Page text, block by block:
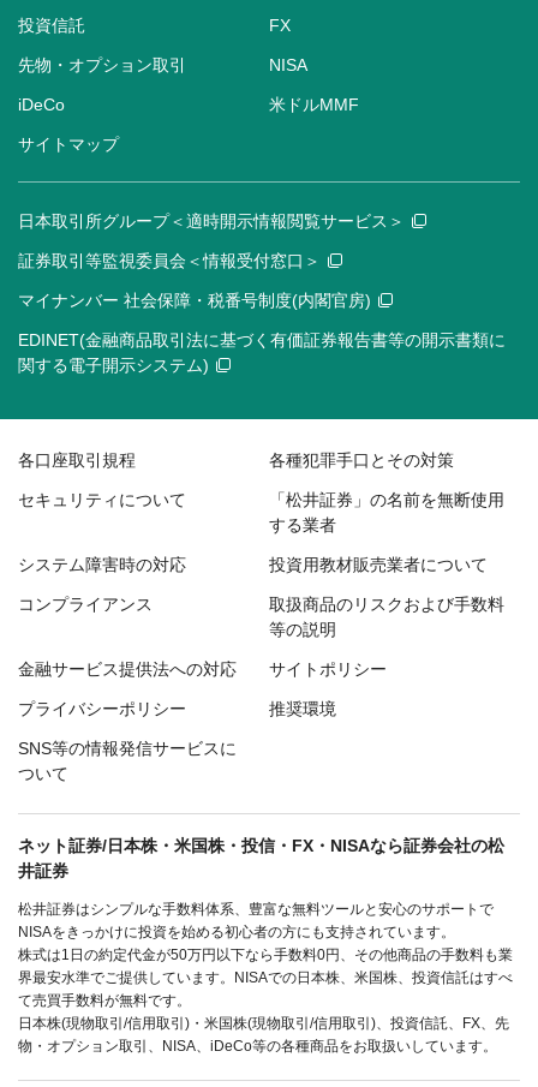
投資信託 FX
先物・オプション取引 NISA
iDeCo 米ドルMMF
サイトマップ
日本取引所グループ＜適時開示情報閲覧サービス＞
証券取引等監視委員会＜情報受付窓口＞
マイナンバー 社会保障・税番号制度(内閣官房)
EDINET(金融商品取引法に基づく有価証券報告書等の開示書類に
関する電子開示システム)
各口座取引規程 各種犯罪手口とその対策
セキュリティについて
「松井証券」の名前を無断使用
する業者
システム障害時の対応 投資用教材販売業者について
コンプライアンス
取扱商品のリスクおよび手数料
等の説明
金融サービス提供法への対応 サイトポリシー
プライバシーポリシー 推奨環境
SNS等の情報発信サービスに
ついて
ネット証券/日本株・米国株・投信・FX・NISAなら証券会社の松
井証券
松井証券はシンプルな手数料体系、豊富な無料ツールと安心のサポートで
NISAをきっかけに投資を始める初心者の方にも支持されています。
株式は1日の約定代金が50万円以下なら手数料0円、その他商品の手数料も業
界最安水準でご提供しています。NISAでの日本株、米国株、投資信託はすべ
て売買手数料が無料です。
日本株(現物取引/信用取引)・米国株(現物取引/信用取引)、投資信託、FX、先
物・オプション取引、NISA、iDeCo等の各種商品をお取扱いしています。